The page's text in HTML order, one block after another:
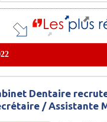
Dentaire
/ Assistante